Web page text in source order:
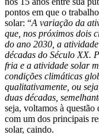
pontos em que o
solar: “A variação da
que, nos próximos dois
do ano 2030, a
décadas do Século XX.
fria e a atividade solar
condições climáticas
qualitativamente, ou
duas décadas,
seja, voltamos à questão
com um dos principais
solar, caindo.